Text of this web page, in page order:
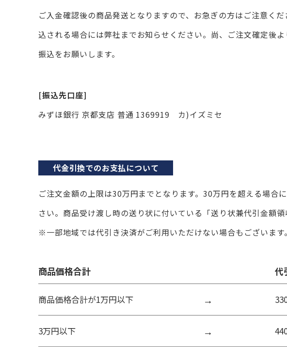
ご入金確認後の商品発送となりますので、お急ぎの方はご注意く
込される場合には弊社までお知らせください。尚、ご注文確定後
振込をお願いします。
[振込先口座]
みずほ銀行 京都支店 普通 1369919 カ)イズミセ
代金引換でのお支払について
ご注文金額の上限は30万円までとなります。30万円を超える場合
さい。商品受け渡し時の送り状に付いている「送り状兼代引金額領
※一部地域では代引き決済がご利用いただけない場合もございます。
商品価格合計 代
商品価格合計が1万円以下
3万円以下